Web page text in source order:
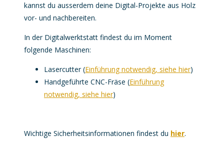
kannst du ausserdem deine Digital-Projekte aus Holz
vor- und nachbereiten.
In der Digitalwerktstatt findest du im Moment
folgende Maschinen:
Lasercutter (Einführung notwendig, siehe hier)
Handgeführte CNC-Fräse (Einführung
notwendig, siehe hier)
Wichtige Sicherheitsinformationen findest du hier.